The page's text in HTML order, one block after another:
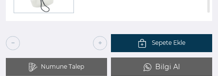
− + Sepete Ekle
Numune Talep Bilgi Al